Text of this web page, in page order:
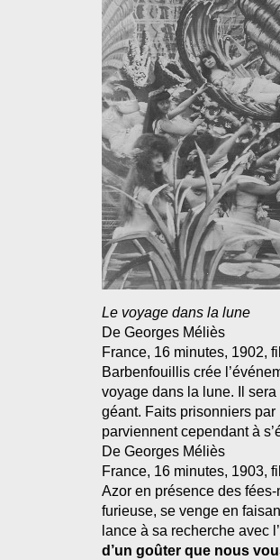
Le voyage dans la lune
De Georges Méliès
France, 16 minutes, 1902,
Barbenfouillis crée
voyage dans la lune. Il
géant. Faits prisonniers
parviennent cependant à
De Georges Méliès
France, 16 minutes, 1903,
Azor en présence des
furieuse, se venge en
lance à sa recherche avec
d’un goûter que nous